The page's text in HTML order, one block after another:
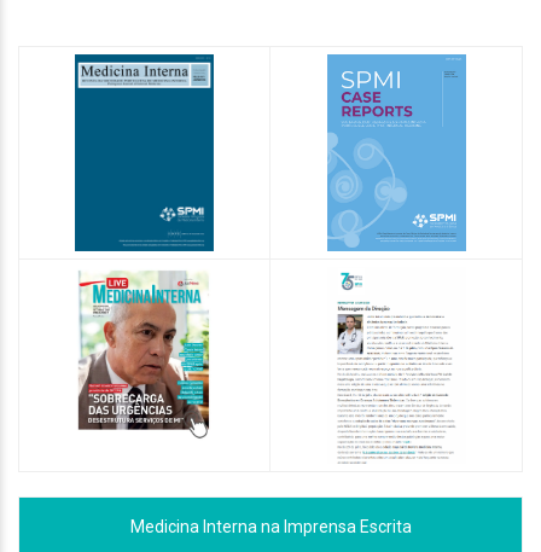
Medicina Interna na Imprensa Escrita